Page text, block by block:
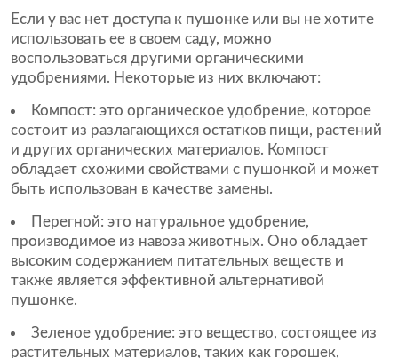
Если у вас нет доступа к пушонке или вы не хотите
использовать ее в своем саду, можно
воспользоваться другими органическими
удобрениями. Некоторые из них включают:
Компост: это органическое удобрение, которое
состоит из разлагающихся остатков пищи, растений
и других органических материалов. Компост
обладает схожими свойствами с пушонкой и может
быть использован в качестве замены.
Перегной: это натуральное удобрение,
производимое из навоза животных. Оно обладает
высоким содержанием питательных веществ и
также является эффективной альтернативой
пушонке.
Зеленое удобрение: это вещество, состоящее из
растительных материалов, таких как горошек,